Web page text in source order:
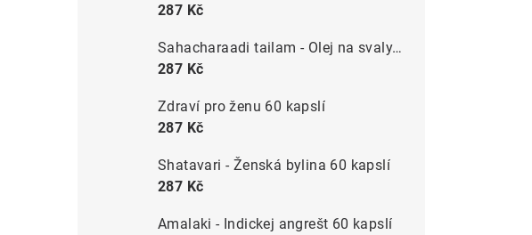
287 Kč
Sahacharaadi tailam - Olej na svaly, klouby a krevní oběh 200ml
287 Kč
Zdraví pro ženu 60 kapslí
287 Kč
Shatavari - Ženská bylina 60 kapslí
287 Kč
Amalaki - Indickej angrešt 60 kapslí